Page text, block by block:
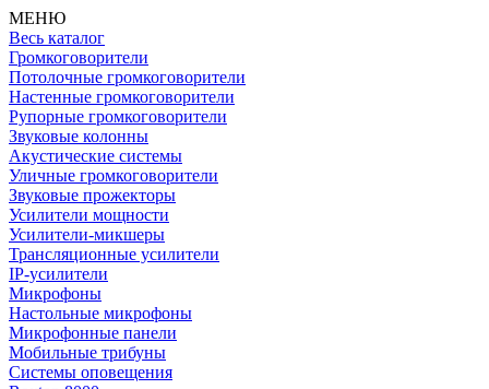
МЕНЮ
Весь каталог
Громкоговорители
Потолочные громкоговорители
Настенные громкоговорители
Рупорные громкоговорители
Звуковые колонны
Акустические системы
Уличные громкоговорители
Звуковые прожекторы
Усилители мощности
Усилители-микшеры
Трансляционные усилители
IP-усилители
Микрофоны
Настольные микрофоны
Микрофонные панели
Мобильные трибуны
Системы оповещения